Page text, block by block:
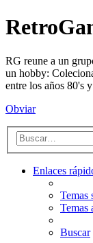
RG reune a un
un hobby:
entre los años 80's
Obviar
Enlaces
Temas
Temas
Buscar